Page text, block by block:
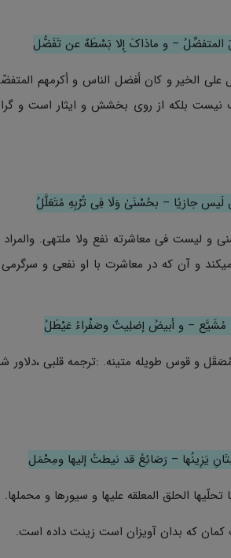
المتفضِّلُ – و ماذاکَ إِلا بَسْطَهٌ عن تَفَضُّل
الخیر و کان أفضل الناس و أکرمهم
بلکه از روی بخشش و ایثار است و
لَیس جازیًا – بحُسْنَىٰ وَلَا فِی تُرْبِهِ مُتَعَلَّلُ
و لیست فی معاشرته نفع ولا ملتهى.
و آن که در معاشرت با او نفعی و
مُشَیَّع – و أبیضُ إضلِیتٌ وصَفْراءُ عَیْطَلُ
و قوس طویله متینه. :ترجمه قلبی ،دلاور
یَزِینُها – رَصَائِعُ قد نیطتُ إلیها ومِحْمَل
الحلق المعلقه علیها و سیورها و محملها.
کمان که بدان آویزان است زینت داده است.